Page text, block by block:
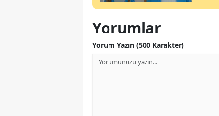
Yorumlar
Yorum Yazın (500 Karakter)